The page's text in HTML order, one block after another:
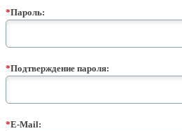
*Пароль:
*Подтверждение пароля:
*E-Mail: